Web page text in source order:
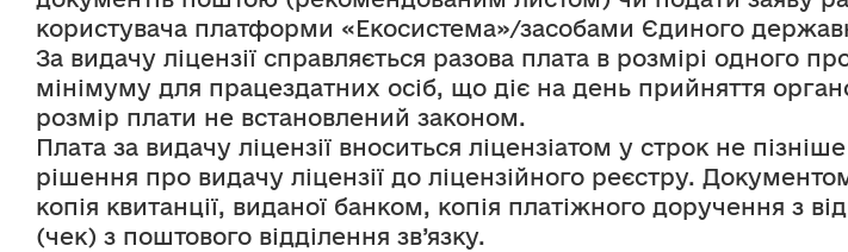
користувача платформи «Екосистема»/засобами Єдиного
За видачу ліцензії справляється разова плата в розмірі одного
мінімуму для працездатних осіб, що діє на день прийняття
розмір плати не встановлений законом.
Плата за видачу ліцензії вноситься ліцензіатом у строк не
рішення про видачу ліцензії до ліцензійного реєстру.
копія квитанції, виданої банком, копія платіжного доручення з
(чек) з поштового відділення зв’язку.